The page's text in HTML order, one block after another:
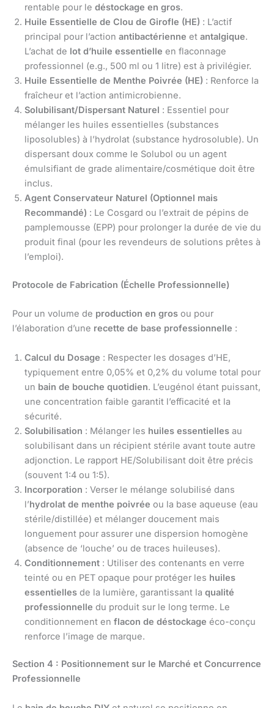
rentable pour le déstockage en gros.
Huile Essentielle de Clou de Girofle (HE) : L’actif
principal pour l’action antibactérienne et antalgique.
L’achat de lot d’huile essentielle en flaconnage
professionnel (e.g., 500 ml ou 1 litre) est à privilégier.
Huile Essentielle de Menthe Poivrée (HE) : Renforce la
fraîcheur et l’action antimicrobienne.
Solubilisant/Dispersant Naturel : Essentiel pour
mélanger les huiles essentielles (substances
liposolubles) à l’hydrolat (substance hydrosoluble). Un
dispersant doux comme le Solubol ou un agent
émulsifiant de grade alimentaire/cosmétique doit être
inclus.
Agent Conservateur Naturel (Optionnel mais
Recommandé) : Le Cosgard ou l’extrait de pépins de
pamplemousse (EPP) pour prolonger la durée de vie du
produit final (pour les revendeurs de solutions prêtes à
l’emploi).
Protocole de Fabrication (Échelle Professionnelle)
Pour un volume de production en gros ou pour
l’élaboration d’une recette de base professionnelle :
Calcul du Dosage : Respecter les dosages d’HE,
typiquement entre 0,05% et 0,2% du volume total pour
un bain de bouche quotidien. L’eugénol étant puissant,
une concentration faible garantit l’efficacité et la
sécurité.
Solubilisation : Mélanger les huiles essentielles au
solubilisant dans un récipient stérile avant toute autre
adjonction. Le rapport HE/Solubilisant doit être précis
(souvent 1:4 ou 1:5).
Incorporation : Verser le mélange solubilisé dans
l’hydrolat de menthe poivrée ou la base aqueuse (eau
stérile/distillée) et mélanger doucement mais
longuement pour assurer une dispersion homogène
(absence de ‘louche’ ou de traces huileuses).
Conditionnement : Utiliser des contenants en verre
teinté ou en PET opaque pour protéger les huiles
essentielles de la lumière, garantissant la qualité
professionnelle du produit sur le long terme. Le
conditionnement en flacon de déstockage éco-conçu
renforce l’image de marque.
Section 4 : Positionnement sur le Marché et Concurrence
Professionnelle